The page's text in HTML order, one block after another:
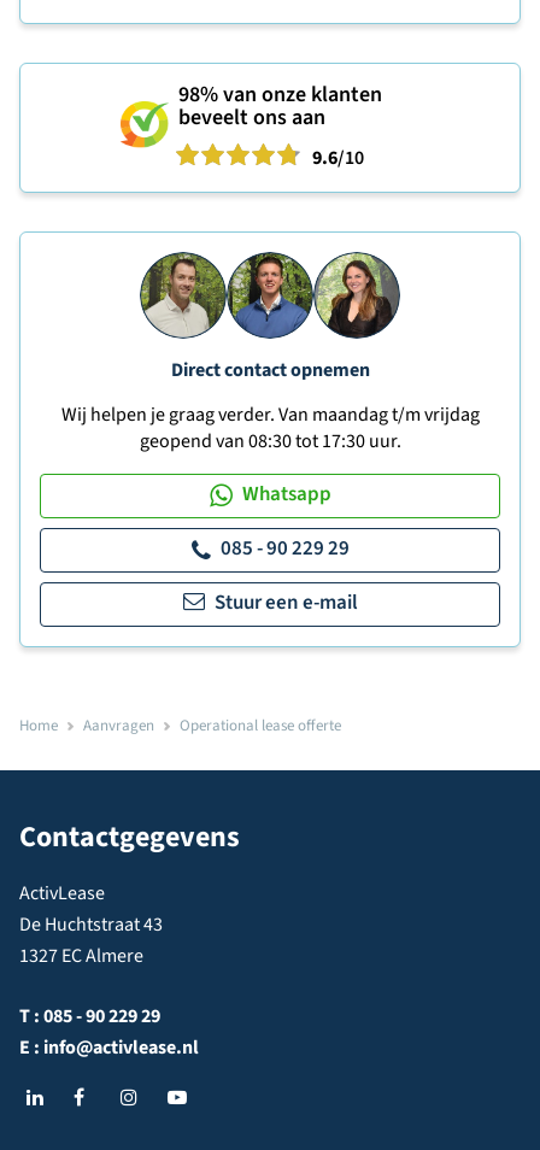
98%van onze klanten
beveelt ons aan
9.6/10
Direct contact opnemen
Wij helpen je graag verder. Van maandag t/m vrijdag
geopend van 08:30 tot 17:30 uur.
Whatsapp
085 - 90 229 29
Stuur een e-mail
Home Aanvragen Operational lease offerte
Contactgegevens
ActivLease
De Huchtstraat 43
1327 EC Almere
T :085 - 90 229 29
E : info@activlease.nl